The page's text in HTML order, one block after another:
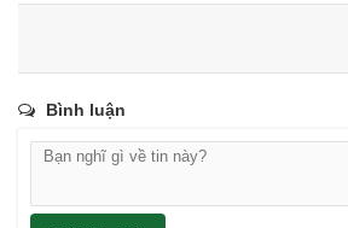
Bình luận